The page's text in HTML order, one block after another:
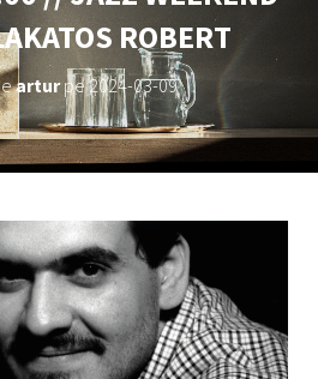
ROBERT
arturpe2024-03-09